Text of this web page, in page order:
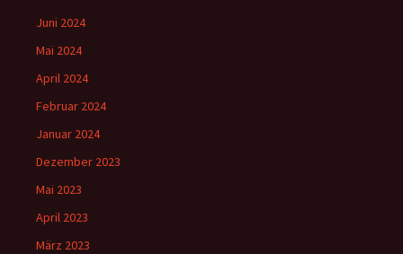
Juni 2024
Mai 2024
April 2024
Februar 2024
Januar 2024
Dezember 2023
Mai 2023
April 2023
März 2023